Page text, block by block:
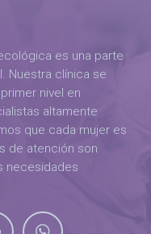
es una parte
Nuestra clínica se
nivel en
altamente
que cada mujer es
de atención son
necesidades